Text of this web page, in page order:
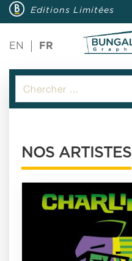
Editions Limitées
EN FR
NOS ARTISTES